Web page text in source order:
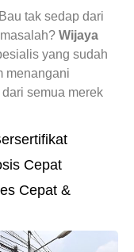
tak sedap dari
Wijaya
yang sudah
menangani
semua merek
Cepat
Cepat &